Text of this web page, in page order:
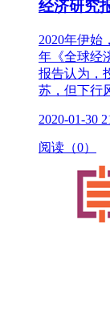
经济研究
2020年伊始
年《全球经
报告认为，
苏，但下行
2020-01-30
阅读（0）